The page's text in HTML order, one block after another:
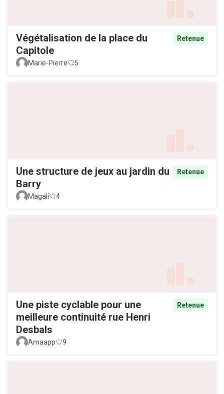
Végétalisation de la place du
Capitole
Retenue
Marie-Pierre 5
Une structure de jeux au jardin du
Barry
Retenue
Magali 4
Une piste cyclable pour une
meilleure continuité rue Henri
Desbals
Retenue
Amaapp 9